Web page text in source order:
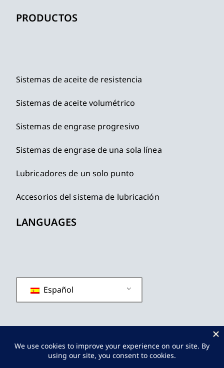
PRODUCTOS
Sistemas de aceite de resistencia
Sistemas de aceite volumétrico
Sistemas de engrase progresivo
Sistemas de engrase de una sola línea
Lubricadores de un solo punto
Accesorios del sistema de lubricación
LANGUAGES
Español
política de privacidad
Términos y condiciones